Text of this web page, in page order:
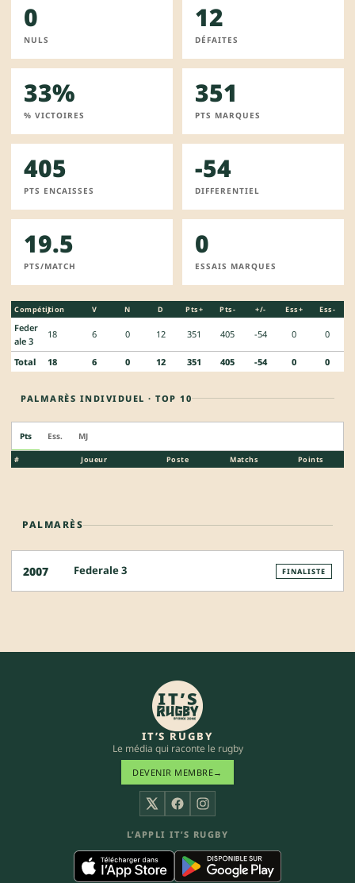
0
NULS
12
DÉFAITES
33%
% VICTOIRES
351
PTS MARQUES
405
PTS ENCAISSES
-54
DIFFERENTIEL
19.5
PTS/MATCH
0
ESSAIS MARQUES
Compétition
J V N D Pts+ Pts- +/- Ess+ Ess-
Feder
ale 3
18 6 0 12 351 405 -54 0 0
Total 18 6 0 12 351 405 -54 0 0
PALMARÈS INDIVIDUEL · TOP 10
Pts Ess. MJ
# Joueur Poste Matchs Points
PALMARÈS
2007 Federale 3 FINALISTE
IT’S RUGBY
Le média qui raconte le rugby
DEVENIR MEMBRE→
X FacebookInstagram
L’APPLI IT’S RUGBY